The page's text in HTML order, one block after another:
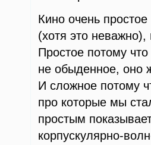
Кино очень
(хотя это
Простое потому
не обыденное, оно
И сложное потому
про которые мы
простым
корпускулярно-